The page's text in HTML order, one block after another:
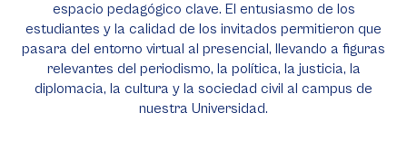
espacio pedagógico clave. El entusiasmo de los
estudiantes y la calidad de los invitados permitieron que
pasara del entorno virtual al presencial, llevando a figuras
relevantes del periodismo, la política, la justicia, la
diplomacia, la cultura y la sociedad civil al campus de
nuestra Universidad.